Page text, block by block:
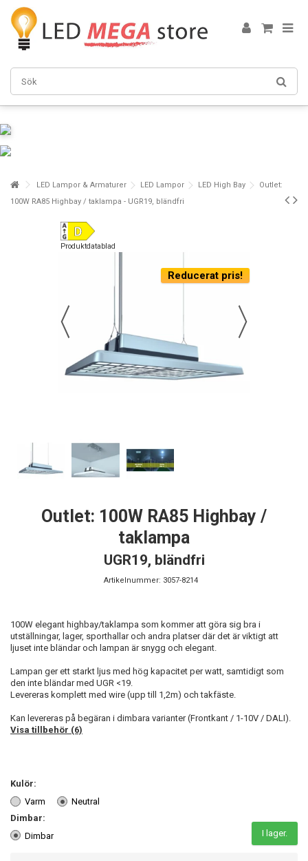
LED Lampor & Armaturer LED Lampor LED High Bay
Outlet:
100W RA85 Highbay / taklampa - UGR19, bländfri
Reducerat pris!
Produktdatablad
Outlet: 100W RA85 Highbay /
taklampa
UGR19, bländfri
Artikelnummer: 3057-8214
100W elegant highbay/taklampa som kommer att göra sig bra i
utställningar, lager, sporthallar och andra platser där det är viktigt att
ljuset inte bländar och lampan är snygg och elegant.
Lampan ger ett starkt ljus med hög kapacitet per watt, samtidigt som
den inte bländar med UGR <19.
Levereras komplett med wire (upp till 1,2m) och takfäste.
Kan levereras på begäran i dimbara varianter (Frontkant / 1-10V / DALI).
Visa tillbehör (6)
Kulör:
Varm
Neutral
Dimbar:
Dimbar
I lager.